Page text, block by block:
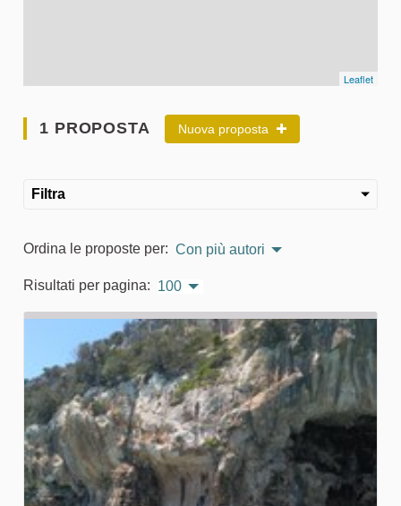
Leaflet
1 PROPOSTA Nuova proposta
Filtra
Ordina le proposte per: Con più autori
Risultati per pagina: 100